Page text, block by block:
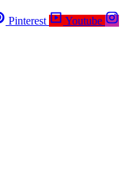
Pinterest
Youtube